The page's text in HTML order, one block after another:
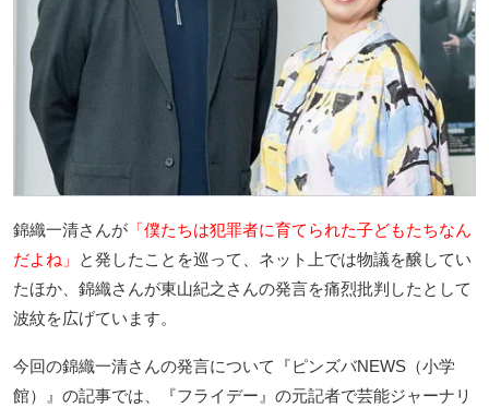
錦織一清さんが 「僕たちは犯罪者に育てられた子どもたちなん
だよね」
と発したことを巡って、ネット上では物議を醸してい
たほか、錦織さんが東山紀之さんの発言を痛烈批判したとして
波紋を広げています。
今回の錦織一清さんの発言について『ピンズバNEWS（小学
館）』の記事では、『フライデー』の元記者で芸能ジャーナリ